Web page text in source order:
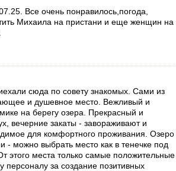
Все очень понравилось,погода,
Михаила на пристани и еще женщин на
сюда по совету знакомых. Сами из
и душевное место. Вежливый и
на берегу озера. Прекрасный и
вечерние закаты - завораживают и
для комфортного проживания. Озеро
- можно выбрать место как в тенечке под
этого места только самые положительные
за создание позитивных